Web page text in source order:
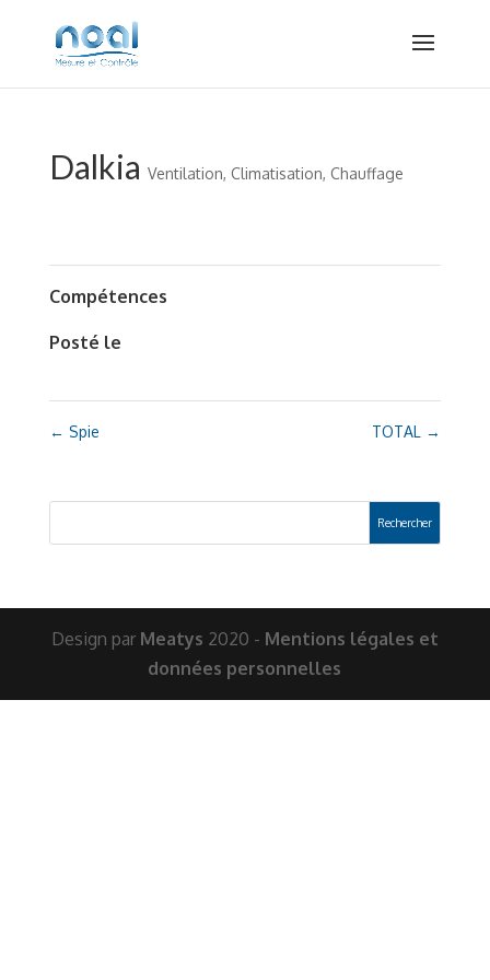
Dalkia Ventilation, Climatisation, Chauffage
Compétences
Posté le
← Spie TOTAL →
Design par Meatys 2020 - Mentions légales et
données personnelles